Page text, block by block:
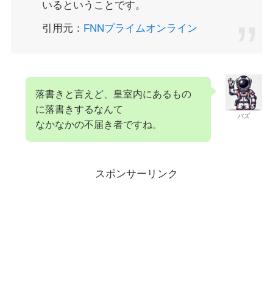
いるということです。
引用元： FNNプライムオンライン
バズ
落書きと言えど、皇室内にあるもの
に落書きするなんて
なかなかの不届き者ですね。
スポンサーリンク